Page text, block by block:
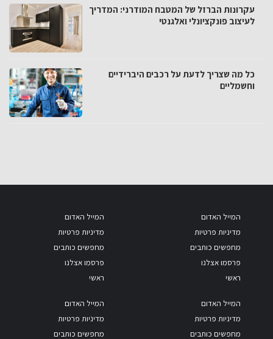
עקרונות הברזל של המטבח המודרני: המדריך
לעיצוב פונקציונלי ואלגנטי
כל מה שצריך לדעת על רכבים היברידיים
וחשמליים
המייל האדום
מדיניות פרטיות
מחפשים כותבים
פרסמו אצלנו
ראשי
המייל האדום
מדיניות פרטיות
מחפשים כותבים
פרסמו אצלנו
ראשי
המייל האדום
מדיניות פרטיות
מחפשים כותבים
המייל האדום
מדיניות פרטיות
מחפשים כותבים